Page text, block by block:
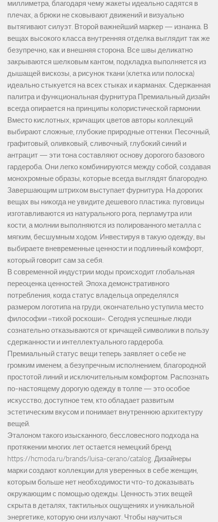
миллиметра, благодаря чему жакеты идеально садятся в
плечах, а брюки не сковывают движений и визуально
вытягивают силуэт. Второй важнейший маркер — изнанка. В
вещах высокого класса внутренняя отделка выглядит так же
безупречно, как и внешняя сторона. Все швы деликатно
закрываются шелковым кантом, подкладка выполняется из
дышащей вискозы, а рисунок ткани (клетка или полоска)
идеально стыкуется на всех стыках и карманах. Сдержанная
палитра и функциональная фурнитура Премиальный дизайн
всегда опирается на принципы колористической гармонии.
Вместо кислотных, кричащих цветов авторы коллекций
выбирают сложные, глубокие природные оттенки. Песочный,
графитовый, оливковый, сливочный, глубокий синий и
антрацит — эти тона составляют основу дорогого базового
гардероба. Они легко комбинируются между собой, создавая
монохромные образы, которые всегда выглядят благородно.
Завершающим штрихом выступает фурнитура. На дорогих
вещах вы никогда не увидите дешевого пластика: пуговицы
изготавливаются из натурального рога, перламутра или
кости, а молнии выполняются из полированного металла с
мягким, бесшумным ходом. Инвестируя в такую одежду, вы
выбираете вневременные ценности и подлинный комфорт,
который говорит сам за себя.
В современной индустрии моды происходит глобальная
переоценка ценностей. Эпоха демонстративного
потребления, когда статус владельца определялся
размером логотипа на груди, окончательно уступила место
философии «тихой роскоши». Сегодня успешные люди
сознательно отказываются от кричащей символики в пользу
сдержанности и интеллектуального гардероба.
Премиальный статус вещи теперь заявляет о себе не
громким именем, а безупречным исполнением, благородной
простотой линий и исключительным комфортом. Распознать
по-настоящему дорогую одежду в толпе — это особое
искусство, доступное тем, кто обладает развитым
эстетическим вкусом и понимает внутреннюю архитектуру
вещей.
Эталоном такого изысканного, бессловесного подхода на
протяжении многих лет остается немецкий бренд
https://hcmoda.ru/brands/luisa-cerano/catalog. Дизайнеры
марки создают коллекции для уверенных в себе женщин,
которым больше нет необходимости что-то доказывать
окружающим с помощью одежды. Ценность этих вещей
скрыта в деталях, тактильных ощущениях и уникальной
энергетике, которую они излучают. Чтобы научиться